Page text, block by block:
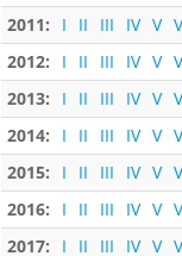
2011:
I II III IV V
2012:
I II III IV V
2013:
I II III IV V
2014:
I II III IV V
2015:
I II III IV V
2016:
I II III IV V
2017:
I II III IV V